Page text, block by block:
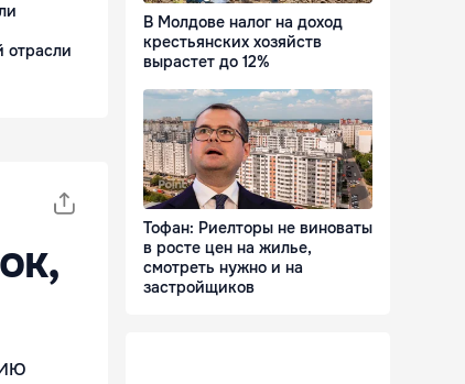
отрасли
В Молдове налог на доход
крестьянских хозяйств
вырастет до 12%
Тофан: Риелторы не виноваты
в росте цен на жилье,
смотреть нужно и на
застройщиков